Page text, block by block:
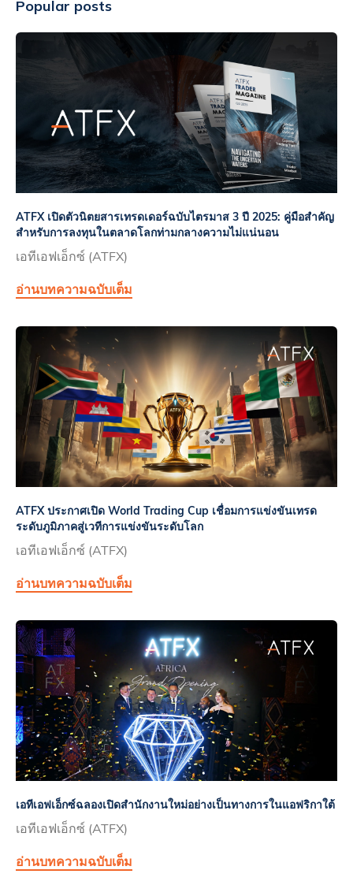
Popular posts
ATFX เปิดตัวนิตยสารเทรดเดอร์ฉบับไตรมาส 3 ปี 2025: คู่มือสำคัญ
สำหรับการลงทุนในตลาดโลกท่ามกลางความไม่แน่นอน
เอทีเอฟเอ็กซ์ (ATFX)
อ่านบทความฉบับเต็ม
ATFX ประกาศเปิด World Trading Cup เชื่อมการแข่งขันเทรด
ระดับภูมิภาคสู่เวทีการแข่งขันระดับโลก
เอทีเอฟเอ็กซ์ (ATFX)
อ่านบทความฉบับเต็ม
เอทีเอฟเอ็กซ์ฉลองเปิดสำนักงานใหม่อย่างเป็นทางการในแอฟริกาใต้
เอทีเอฟเอ็กซ์ (ATFX)
อ่านบทความฉบับเต็ม